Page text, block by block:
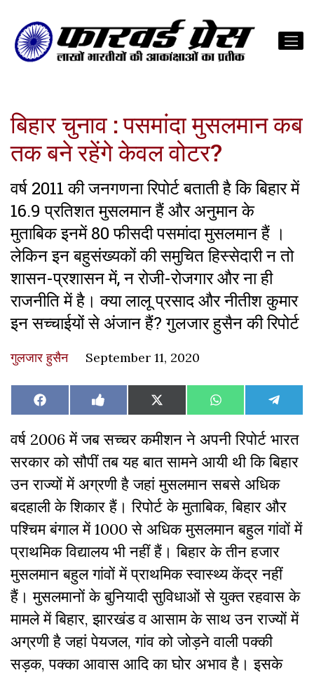
बिहार चुनाव : पसमांदा मुसलमान कब
तक बने रहेंगे केवल वोटर?
वर्ष 2011 की जनगणना रिपोर्ट बताती है कि बिहार में
16.9 प्रतिशत मुसलमान हैं और अनुमान के
मुताबिक इनमें 80 फीसदी पसमांदा मुसलमान हैं ।
लेकिन इन बहुसंख्यकों की समुचित हिस्सेदारी न तो
शासन-प्रशासन में, न रोजी-रोजगार और ना ही
राजनीति में है। क्या लालू प्रसाद और नीतीश कुमार
इन सच्चाईयों से अंजान हैं? गुलजार हुसैन की रिपोर्ट
गुलजार हुसैन September 11, 2020
Share
on
Facebook Share
on
Like
on
Share
on
X
(Twitter)
Share
on
WhatsAppShare
on
वर्ष 2006 में जब सच्चर कमीशन ने अपनी रिपोर्ट भारत
सरकार को सौपीं तब यह बात सामने आयी थी कि बिहार
उन राज्यों में अग्रणी है जहां मुसलमान सबसे अधिक
बदहाली के शिकार हैं। रिपोर्ट के मुताबिक, बिहार और
पश्चिम बंगाल में 1000 से अधिक मुसलमान बहुल गांवों में
प्राथमिक विद्यालय भी नहीं हैं। बिहार के तीन हजार
मुसलमान बहुल गांवों में प्राथमिक स्वास्थ्य केंद्र नहीं
हैं। मुसलमानों के बुनियादी सुविधाओं से युक्त रहवास के
मामले में बिहार, झारखंड व आसाम के साथ उन राज्यों में
अग्रणी है जहां पेयजल, गांव को जोड़ने वाली पक्की
सड़क, पक्का आवास आदि का घोर अभाव है। इसके